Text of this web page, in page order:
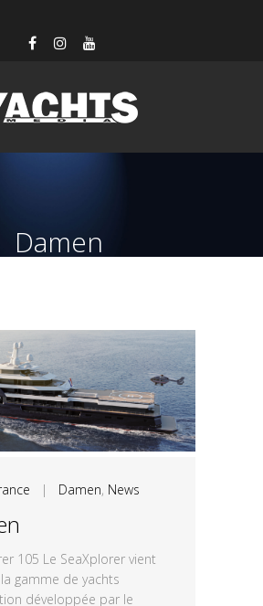
Damen
| Damen, News
105 Le SeaXplorer vient
gamme de yachts
développée par le